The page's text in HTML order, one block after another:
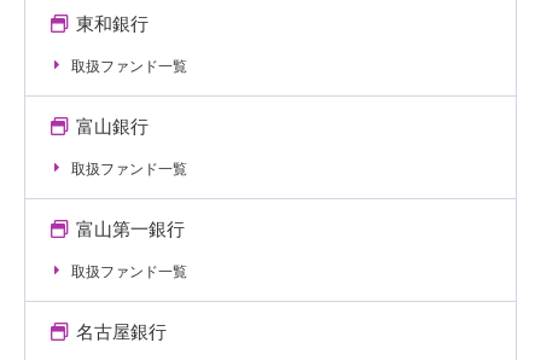
東和銀行
取扱ファンド一覧
富山銀行
取扱ファンド一覧
富山第一銀行
取扱ファンド一覧
名古屋銀行